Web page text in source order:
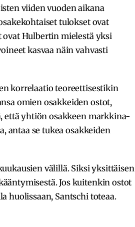
viiden vuoden aikana
tulokset ovat
ovat Hulbertin mielestä yksi
kasvaa näin vahvasti
korrelaatio teoreettisestikin
omien osakkeiden ostot,
että yhtiön osakkeen markkina-
antaa se tukea osakkeiden
välillä. Siksi yksittäisen
Jos kuitenkin ostot
huolissaan, Santschi toteaa.